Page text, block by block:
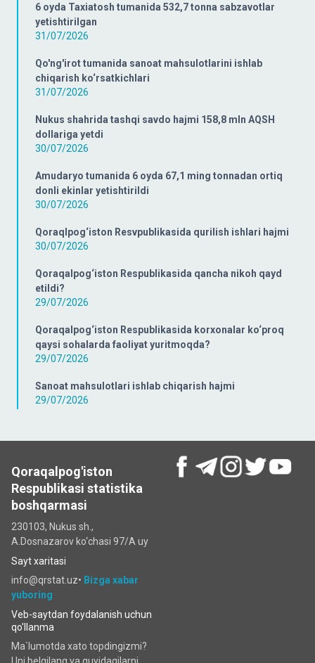
6 oyda Taxiatosh tumanida 532,7 tonna sabzavotlar
yetishtirilgan
31/07/2026
Qo'ng'irot tumanida sanoat mahsulotlarini ishlab
chiqarish ko‘rsatkichlari
31/07/2026
Nukus shahrida tashqi savdo hajmi 158,8 mln AQSH
dollariga yetdi
30/07/2026
Amudaryo tumanida 6 oyda 67,1 ming tonnadan ortiq
donli ekinlar yetishtirildi
30/07/2026
Qoraqlpog‘iston Resvpublikasida qurilish ishlari hajmi
30/07/2026
Qoraqalpog‘iston Respublikasida qancha nikoh qayd
etildi?
29/07/2026
Qoraqalpog‘iston Respublikasida korxonalar ko‘proq
qaysi sohalarda faoliyat yuritmoqda?
29/07/2026
Sanoat mahsulotlari ishlab chiqarish hajmi
29/07/2026
Qoraqalpog'iston
Respublikasi statistika
boshqarmasi
230103, Nukus sh.,
A.Dosnazarov ko‘chаsi 97/A uy
Sayt xaritasi
info@qrstat.uz• Bizga xabar
yuboring
Veb-saytdan foydalanish uchun
qo'llanma
Ma`lumotda xato topdingizmi?